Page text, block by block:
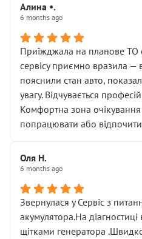
Алина •.
6 months ago
Приїжджала на планове ТО
сервісу приємно вразила —
пояснили стан авто,
увагу. Відчувається
Комфортна зона
попрацювати або
Оля Н.
6 months ago
Звернулася у Сервіс з
акумулятора.На
щітками генератора